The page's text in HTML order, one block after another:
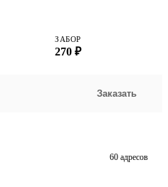
ЗАБОР
270 ₽
Заказать
60 адресов